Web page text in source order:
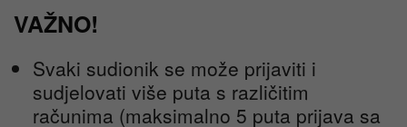
VAŽNO!
Svaki sudionik se može prijaviti i
sudjelovati više puta s različitim
računima (maksimalno 5 puta prijava sa